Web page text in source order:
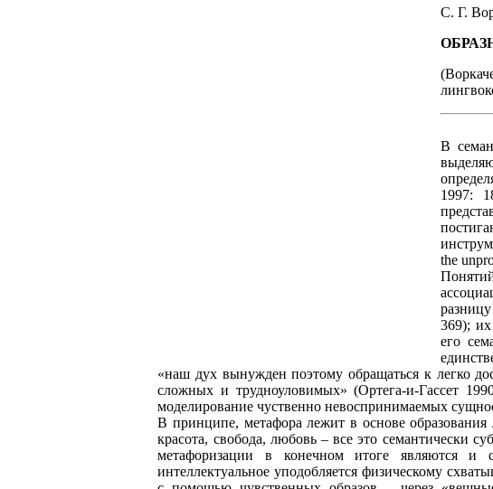
С. Г.
В
1997:
the
369); их
его
«наш дух вынужден поэтому обращаться к легко
сложных и трудноуловимых» (Ортега-и-Гассет
моделирование чуственно невоспринимаемых
В принципе, метафора лежит в основе
красота, свобода, любовь – все это семантически
метафоризации в конечном итоге являются и
интеллектуальное уподобляется физическому